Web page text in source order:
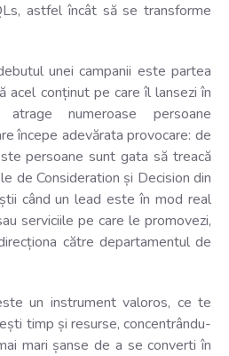
astfel încât să se transforme
unei campanii este partea
acel conținut pe care îl lansezi în
numeroase persoane
începe adevărata provocare: de
persoane sunt gata să treacă
de Consideration și Decision din
când un lead este în mod real
serviciile pe care le promovezi,
către departamentul de
un instrument valoros, ce te
timp și resurse, concentrându-
mari șanse de a se converti în